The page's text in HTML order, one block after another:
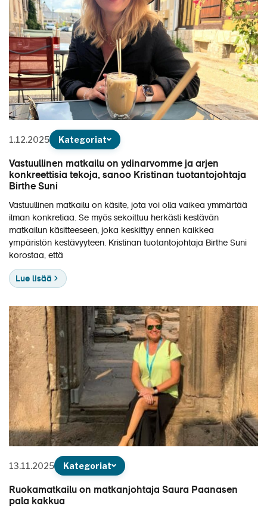
1.12.2025 Kategoriat
Vastuullinen matkailu on ydinarvomme ja arjen
konkreettisia tekoja, sanoo Kristinan tuotantojohtaja
Birthe Suni
Vastuullinen matkailu on käsite, jota voi olla vaikea ymmärtää
ilman konkretiaa. Se myös sekoittuu herkästi kestävän
matkailun käsitteeseen, joka keskittyy ennen kaikkea
ympäristön kestävyyteen. Kristinan tuotantojohtaja Birthe Suni
korostaa, että
Lue lisää
13.11.2025 Kategoriat
Ruokamatkailu on matkanjohtaja Saura Paanasen
pala kakkua